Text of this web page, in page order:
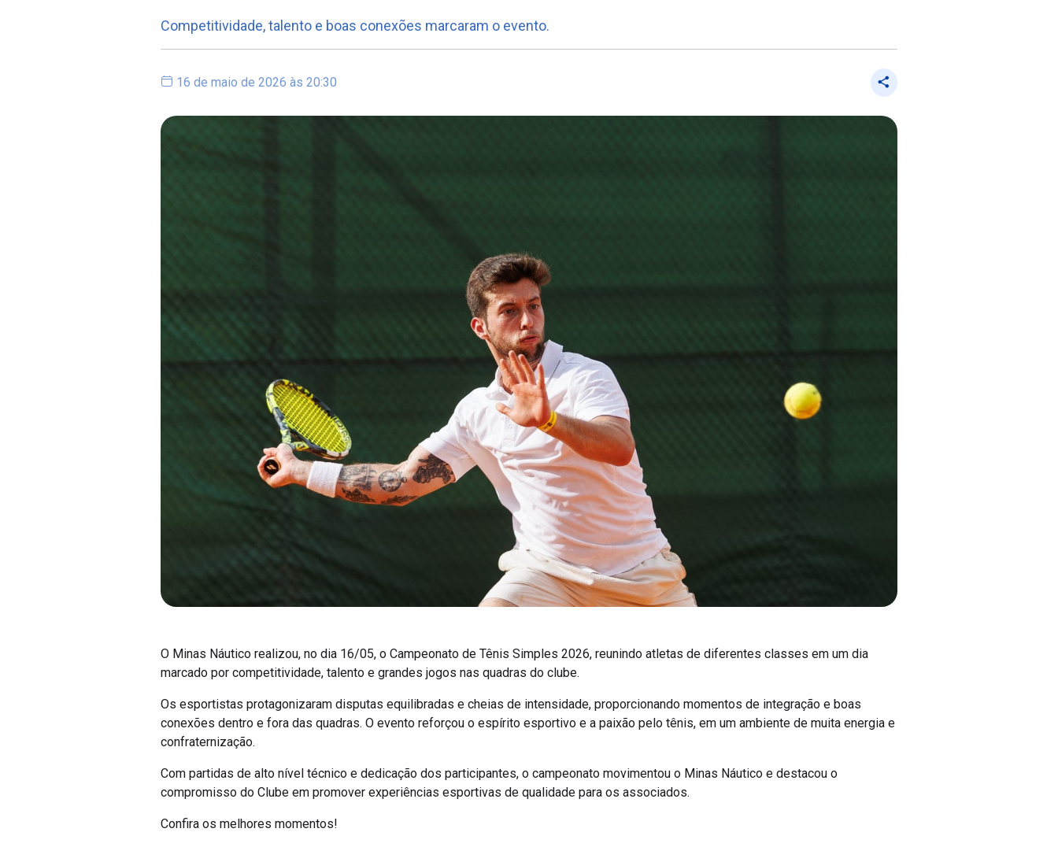
Competitividade, talento e boas conexões marcaram o evento.
16 de maio de 2026 às 20:30
O Minas Náutico realizou, no dia 16/05, o Campeonato de Tênis Simples 2026, reunindo atletas de diferentes classes em um dia
marcado por competitividade, talento e grandes jogos nas quadras do clube.
Os esportistas protagonizaram disputas equilibradas e cheias de intensidade, proporcionando momentos de integração e boas
conexões dentro e fora das quadras. O evento reforçou o espírito esportivo e a paixão pelo tênis, em um ambiente de muita energia e
confraternização.
Com partidas de alto nível técnico e dedicação dos participantes, o campeonato movimentou o Minas Náutico e destacou o
compromisso do Clube em promover experiências esportivas de qualidade para os associados.
Confira os melhores momentos!